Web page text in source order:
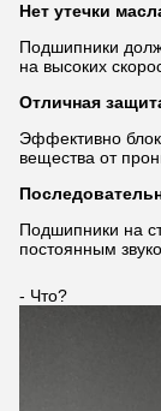
Нет утечки
Подшипники
на высоких
Отличная
Эффективно
вещества от
Подшипники на
постоянным
- Что?